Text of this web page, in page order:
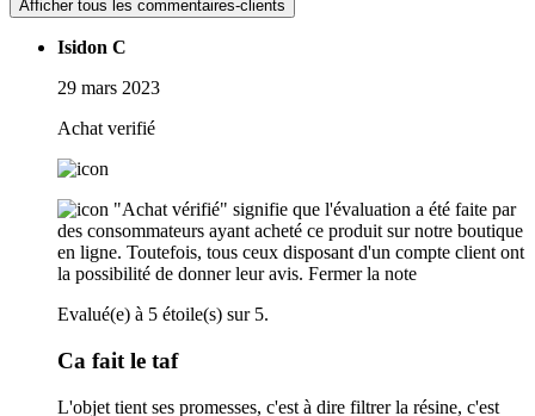
Afficher tous les commentaires-clients
Isidon C
29 mars 2023
Achat verifié
"Achat vérifié" signifie que l'évaluation a été faite par
des consommateurs ayant acheté ce produit sur notre boutique
en ligne. Toutefois, tous ceux disposant d'un compte client ont
la possibilité de donner leur avis. Fermer la note
Evalué(e) à 5 étoile(s) sur 5.
Ca fait le taf
L'objet tient ses promesses, c'est à dire filtrer la résine, c'est